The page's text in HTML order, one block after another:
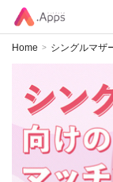
Home > シングルマザ